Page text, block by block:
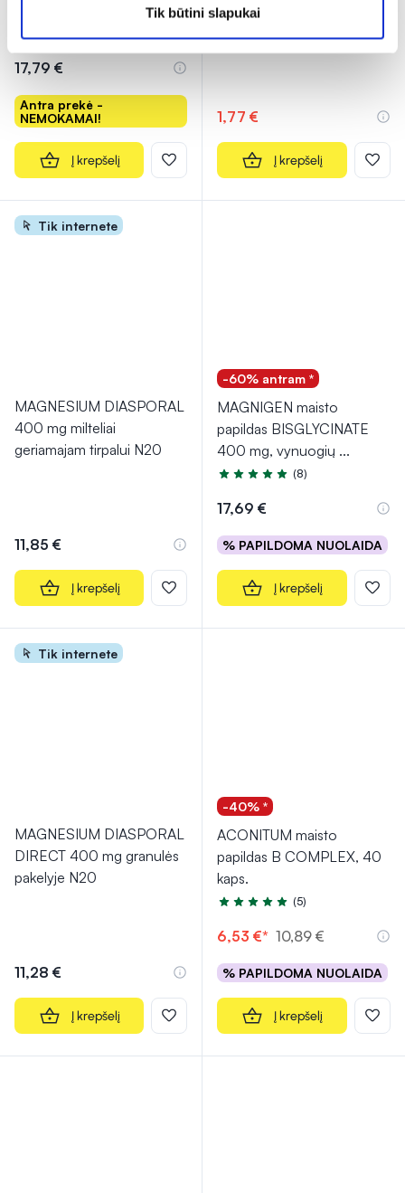
Tik būtini slapukai
BISGLICINATAS, 80 kaps.
Įvertinimas 5.0 iš 5
17,79 €
Antra prekė -
NEMOKAMAI!
Į krepšelį
1,77 €
Į krepšelį
Tik internete
MAGNESIUM DIASPORAL
400 mg milteliai
geriamajam tirpalui N20
11,85 €
Į krepšelį
-60% antram *
MAGNIGEN maisto
papildas BISGLYCINATE
400 mg, vynuogių ...
Įvertinimas 4.9 iš 5
(8)
17,69 €
% PAPILDOMA NUOLAIDA
Į krepšelį
Tik internete
MAGNESIUM DIASPORAL
DIRECT 400 mg granulės
pakelyje N20
11,28 €
Į krepšelį
-40% *
ACONITUM maisto
papildas B COMPLEX, 40
kaps.
Įvertinimas 5.0 iš 5
(5)
6,53 €* 10,89 €
% PAPILDOMA NUOLAIDA
Į krepšelį